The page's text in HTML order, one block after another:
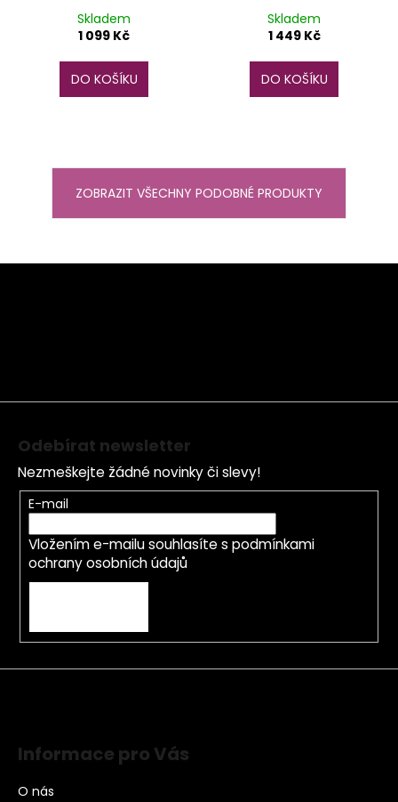
Skladem
1 099 Kč
DO KOŠÍKU
Skladem
1 449 Kč
DO KOŠÍKU
ZOBRAZIT VŠECHNY PODOBNÉ PRODUKTY
Z
Odebírat newsletter
Nezmeškejte žádné novinky či slevy!
E-mail
Vložením e-mailu souhlasíte s podmínkami
ochrany osobních údajů
Informace pro Vás
O nás